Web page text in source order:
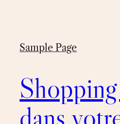
Sample Page
dans